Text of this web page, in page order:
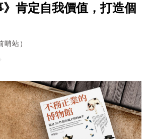
肯定自我價值，打造個
哨站）